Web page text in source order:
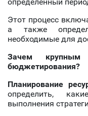
Этот процесс
а также
необходимые для
Зачем крупным
бюджетирования?
Планирование
определить,
выполнения